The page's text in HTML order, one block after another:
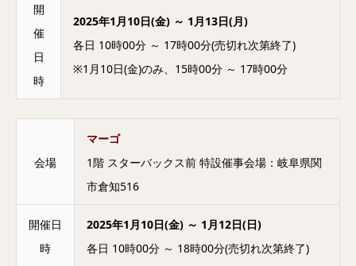
開
催
日
時
2025年1月10日(金) ～ 1月13日(月)
各日 10時00分 ～ 17時00分(売切れ次第終了)
※1月10日(金)のみ、15時00分 ～ 17時00分
会場
マーゴ
1階 スターバックス前 特設催事会場：岐阜県関
市倉知516
開催日
時
2025年1月10日(金) ～ 1月12日(日)
各日 10時00分 ～ 18時00分(売切れ次第終了)